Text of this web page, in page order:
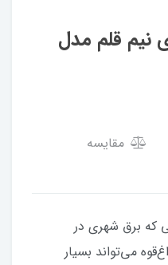
نیم قلم مدل
مقایسه
که برق شهری در
می‌تواند بسیار